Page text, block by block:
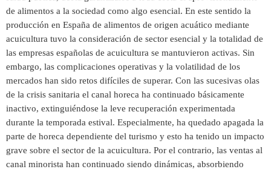
de alimentos a la sociedad como algo esencial. En este sentido la
producción en España de alimentos de origen acuático mediante
acuicultura tuvo la consideración de sector esencial y la totalidad de
las empresas españolas de acuicultura se mantuvieron activas. Sin
embargo, las complicaciones operativas y la volatilidad de los
mercados han sido retos difíciles de superar. Con las sucesivas olas
de la crisis sanitaria el canal horeca ha continuado básicamente
inactivo, extinguiéndose la leve recuperación experimentada
durante la temporada estival. Especialmente, ha quedado apagada la
parte de horeca dependiente del turismo y esto ha tenido un impacto
grave sobre el sector de la acuicultura. Por el contrario, las ventas al
canal minorista han continuado siendo dinámicas, absorbiendo